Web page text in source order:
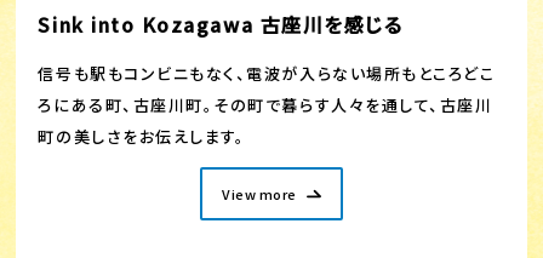
Sink into Kozagawa 古座川を感じる
信号も駅もコンビニもなく、電波が入らない場所もところどこ
ろにある町、古座川町。その町で暮らす人々を通して、古座川
町の美しさをお伝えします。
View more